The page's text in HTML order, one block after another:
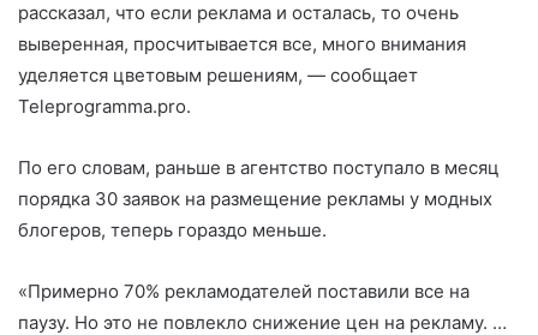
рассказал, что если реклама и осталась, то очень
выверенная, просчитывается все, много внимания
уделяется цветовым решениям, — сообщает
Teleprogramma.pro.
По его словам, раньше в агентство поступало в месяц
порядка 30 заявок на размещение рекламы у модных
блогеров, теперь гораздо меньше.
«Примерно 70% рекламодателей поставили все на
паузу. Но это не повлекло снижение цен на рекламу. …